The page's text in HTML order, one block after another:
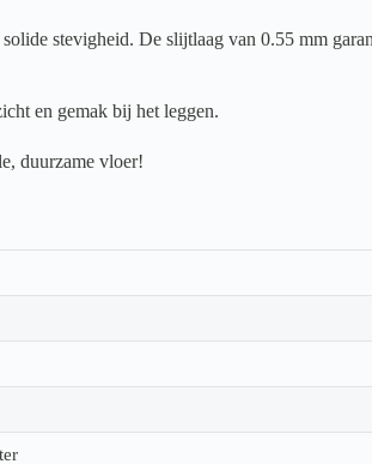
stevigheid. De slijtlaag van 0.55 mm
en gemak bij het leggen.
duurzame vloer!